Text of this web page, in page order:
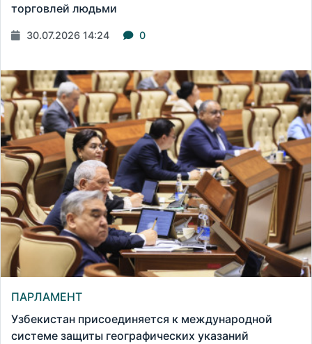
торговлей людьми
30.07.2026 14:24 0
ПАРЛАМЕНТ
Узбекистан присоединяется к международной
системе защиты географических указаний